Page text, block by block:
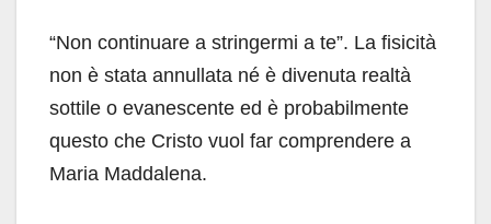
“Non continuare a stringermi a te”. La fisicità
non è stata annullata né è divenuta realtà
sottile o evanescente ed è probabilmente
questo che Cristo vuol far comprendere a
Maria Maddalena.